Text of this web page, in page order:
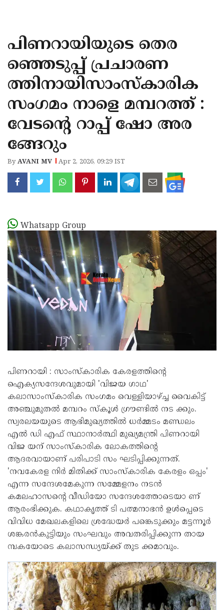
KANNUR
KASARAGOD
പിണറായിയുടെ തെര
ഞ്ഞെടുപ്പ് പ്രചാരണ
ത്തിനായിസാംസ്കാരിക
സംഗമം നാളെ മമ്പറത്ത് :
വേടൻ്റെ റാപ്പ് ഷോ അര
ങ്ങേറും
ByAVANI MV Apr 2, 2026, 09:29 IST
Whatsapp Group
പിണറായി : സാംസ്കാരിക കേരളത്തിൻ്റെ
ഐക്യസന്ദേശവുമായി 'വിജയ ഗാഥ'
കലാസാംസ്കാരിക സംഗമം വെള്ളിയാഴ്ച്ച വൈകിട്ട്
അഞ്ചുമുതൽ മമ്പറം സ്‌കൂൾ ഗ്രൗണ്ടിൽ നട ക്കും.
സ്വരലയയുടെ ആഭിമുഖ്യത്തിൽ ധർമ്മടം മണ്ഡലം
എൽ ഡി എഫ് സ്ഥാനാർത്ഥി മുഖ്യമന്ത്രി പിണറായി
വിജ യന് സാംസ്ക‌ാരിക ലോകത്തിൻ്റെ
ആദരവായാണ് പരിപാടി സം ഘടിപ്പിക്കുന്നത്.
'നവകേരള നിർ മിതിക്ക് സാംസ്‌കാരിക കേരളം ഒപ്പം'
എന്ന സന്ദേശമേകുന്ന സമ്മേളനം നടൻ
കമലഹാസൻ്റെ വീഡിയോ സന്ദേശത്തോടെയാ ണ്
ആരംഭിക്കുക. കഥാകൃത്ത് ടി പത്മനാഭൻ ഉൾപ്പെടെ
വിവിധ മേഖലകളിലെ ശ്രദ്ധേയർ പങ്കെടുക്കും മട്ടന്നൂർ
ശങ്കരൻകുട്ടിയും സംഘവും അവതരിപ്പിക്കുന്ന തായ
മ്പകയോടെ കലാസന്ധ്യയ്ക്ക് തുട ക്കമാവും.